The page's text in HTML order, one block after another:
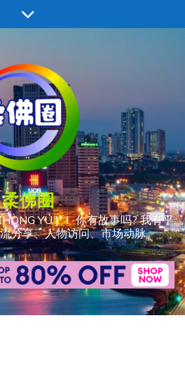
柔佛圈
YÚ ] ！ 你有故事吗? 我有平
分享、人物访问、市场动脉